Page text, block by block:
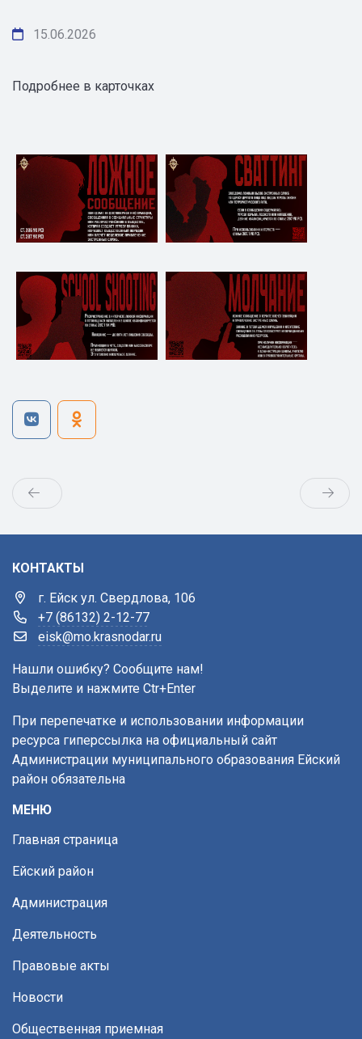
15.06.2026
Подробнее в карточках
КОНТАКТЫ
г. Ейск ул. Свердлова, 106
+7 (86132) 2-12-77
eisk@mo.krasnodar.ru
Нашли ошибку? Сообщите нам!
Выделите и нажмите Ctr+Enter
При перепечатке и использовании информации
ресурса гиперссылка на официальный сайт
Администрации муниципального образования Ейский
район обязательна
МЕНЮ
Главная страница
Ейский район
Администрация
Деятельность
Правовые акты
Новости
Общественная приемная